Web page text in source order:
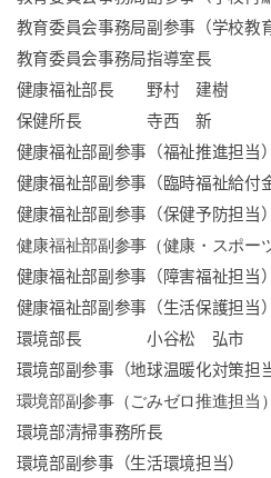
教育委員会事務局副参事（学校
教育委員会事務局指導室長
健康福祉部長
野村 建樹
保健所長
寺西 新
健康福祉部副参事（福祉推進担当
健康福祉部副参事（臨時福祉給
健康福祉部副参事（保健予防担当
健康福祉部副参事（健康・スポ
健康福祉部副参事（障害福祉担当
健康福祉部副参事（生活保護担当
環境部長
小谷松 弘市
環境部副参事（地球温暖化対策担
環境部副参事（ごみゼロ推
環境部清掃事務所
環境部副参事（生活環境担当）